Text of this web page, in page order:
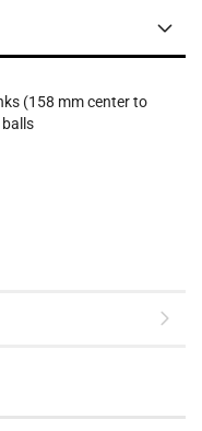
(158 mm center to